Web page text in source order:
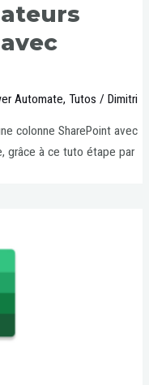
Automate,Tutos /Dimitri
colonne SharePoint avec
grâce à ce tuto étape par